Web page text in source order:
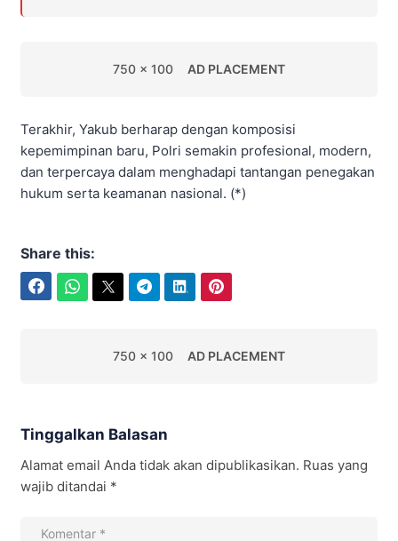
750 x 100 AD PLACEMENT
Terakhir, Yakub berharap dengan komposisi
kepemimpinan baru, Polri semakin profesional, modern,
dan terpercaya dalam menghadapi tantangan penegakan
hukum serta keamanan nasional. (*)
Share this:
750 x 100 AD PLACEMENT
Tinggalkan Balasan
Alamat email Anda tidak akan dipublikasikan. Ruas yang
wajib ditandai *